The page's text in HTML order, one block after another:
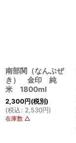
南部関（なんぶぜ
き） 金印 純
米 1800ml
2,300円(税別)
(税込: 2,530円)
在庫数 △